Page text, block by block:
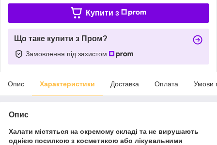
Купити з
Що таке купити з Пром?
Замовлення під захистом
Опис Характеристики Доставка Оплата Умови
Опис
Халати містяться на окремому складі та не вирушають
однією посилкою з косметикою або лікувальними